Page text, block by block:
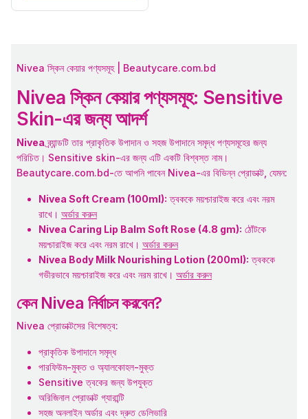
Nivea স্কিন কেয়ার পণ্যসমূহ | Beautycare.com.bd
Nivea স্কিন কেয়ার পণ্যসমূহ: Sensitive
Skin-এর জন্য আদর্শ
Niveaব্র্যান্ডটি তার প্রাকৃতিক উপাদান ও সহজ উপাদানে সমৃদ্ধ পণ্যসমূহের জন্য
পরিচিত। Sensitive skin-এর জন্য এটি একটি বিশ্বস্ত নাম।
Beautycare.com.bd-তে আপনি পাবেন Nivea-এর বিভিন্ন প্রোডাক্ট, যেমন:
Nivea Soft Cream (100ml): ত্বককে ময়শ্চারাইজ করে এবং নরম
রাখে। অর্ডার করুন
Nivea Caring Lip Balm Soft Rose (4.8 gm): ঠোঁটকে
ময়শ্চারাইজ করে এবং নরম রাখে। অর্ডার করুন
Nivea Body Milk Nourishing Lotion (200ml): ত্বককে
গভীরভাবে ময়শ্চারাইজ করে এবং নরম রাখে। অর্ডার করুন
কেন Nivea নির্বাচন করবেন?
Nivea প্রোডাক্টসের বিশেষত্ব:
প্রাকৃতিক উপাদানে সমৃদ্ধ
পারফিউম-মুক্ত ও অ্যালকোহল-মুক্ত
Sensitive ত্বকের জন্য উপযুক্ত
অরিজিনাল প্রোডাক্ট গ্যারান্টি
সহজ অনলাইন অর্ডার এবং দ্রুত ডেলিভারি